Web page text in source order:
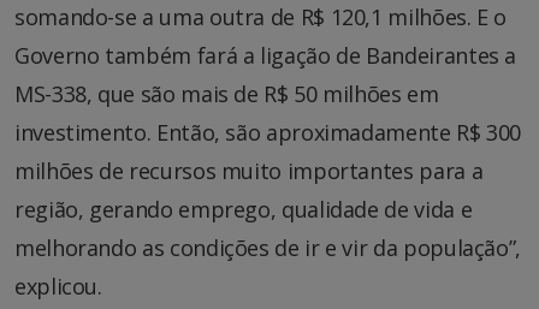
somando-se a uma outra de R$ 120,1 milhões. E o
Governo também fará a ligação de Bandeirantes a
MS-338, que são mais de R$ 50 milhões em
investimento. Então, são aproximadamente R$ 300
milhões de recursos muito importantes para a
região, gerando emprego, qualidade de vida e
melhorando as condições de ir e vir da população”,
explicou.